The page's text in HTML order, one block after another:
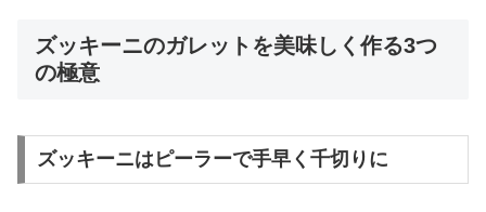
ズッキーニのガレットを美味しく作る3つ
の極意
ズッキーニはピーラーで手早く千切りに